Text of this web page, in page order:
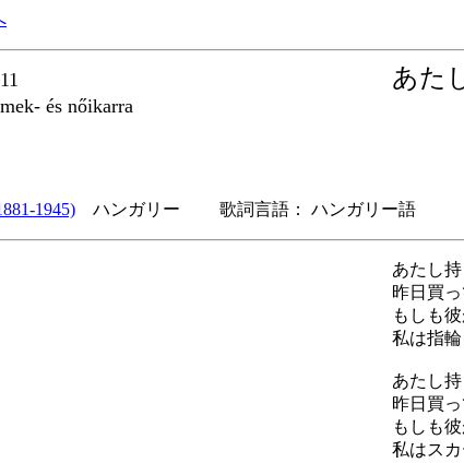
és nőikarra
あた
27の
1945) ハンガリー 歌詞言語： ハンガリー語
あたし
昨日買
もしも
私は指
あたし
昨日買
もしも
私はス